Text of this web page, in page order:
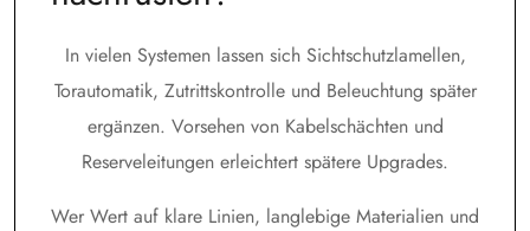
In vielen Systemen lassen sich Sichtschutzlamellen,
Torautomatik, Zutrittskontrolle und Beleuchtung später
ergänzen. Vorsehen von Kabelschächten und
Reserveleitungen erleichtert spätere Upgrades.
Wer Wert auf klare Linien, langlebige Materialien und